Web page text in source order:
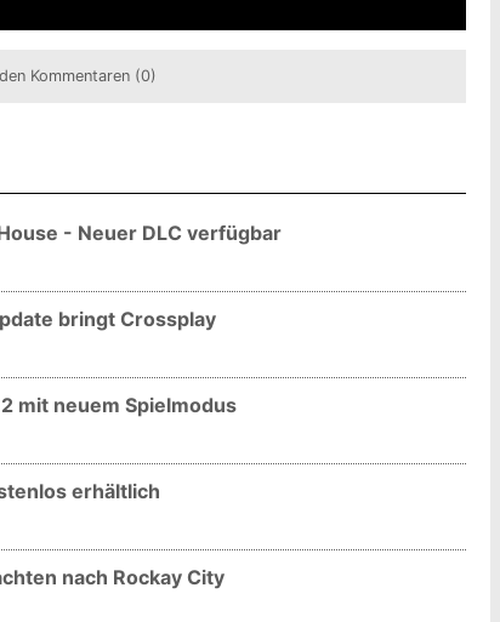
Kommentaren (0)
- Neuer DLC verfügbar
bringt Crossplay
mit neuem Spielmodus
erhältlich
nach Rockay City